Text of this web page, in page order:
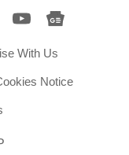
With Us
Notice